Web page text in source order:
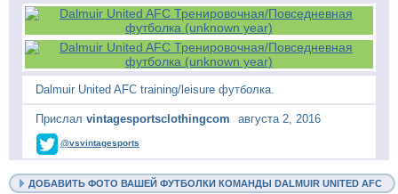
Dalmuir United AFC training/leisure футболка.
Прислал vintagesportsclothingcom августа 2, 2016
@vsvintagesports
ДОБАВИТЬ ФОТО ВАШЕЙ ФУТБОЛКИ КОМАНДЫ DALMUIR UNITED AFC